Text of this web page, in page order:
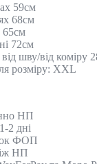
59см
68см
72см
шву/від коміру
розміру: XXL
НП
2 дні
ФОП
НП